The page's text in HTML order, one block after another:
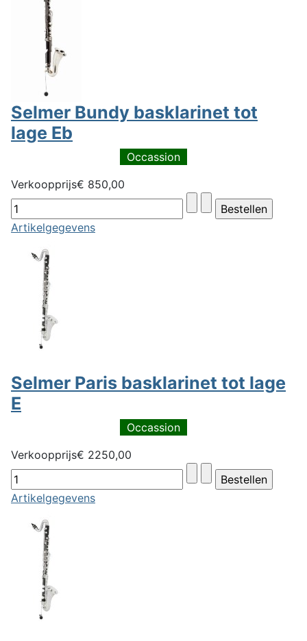
Selmer Bundy basklarinet tot
lage Eb
Occassion
Verkoopprijs€ 850,00
Artikelgegevens
Selmer Paris basklarinet tot lage
E
Occassion
Verkoopprijs€ 2250,00
Artikelgegevens